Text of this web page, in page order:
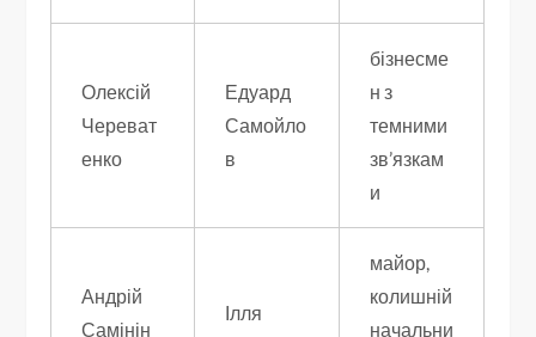
Олексій
Череват
енко
Едуард
Самойло
в
бізнесме
н з
темними
зв’язкам
и
Андрій
Самінін
Ілля
майор,
колишній
начальни